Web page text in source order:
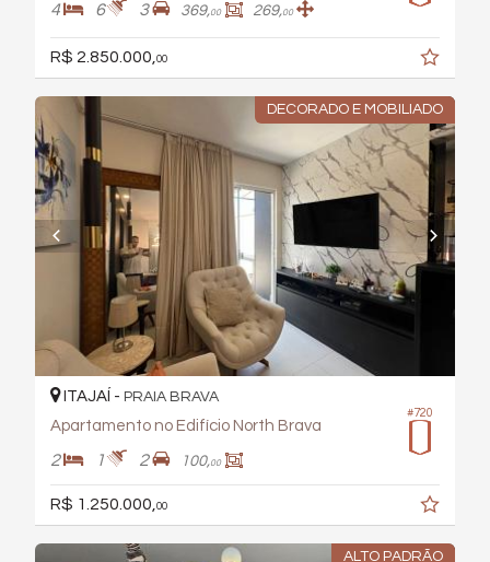
4 6 3 369,00 269,00
R$ 2.850.000, 00
DECORADO E MOBILIADO
#720
ITAJAÍ - PRAIA BRAVA
Apartamento no Edifício North Brava
2 1 2 100,00
R$ 1.250.000,00
ALTO PADRÃO